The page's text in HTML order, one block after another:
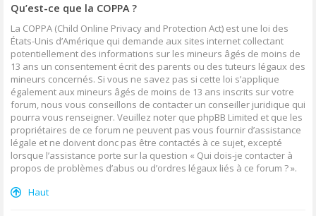
Qu’est-ce que la COPPA ?
La COPPA (Child Online Privacy and Protection Act) est une loi des
États-Unis d’Amérique qui demande aux sites internet collectant
potentiellement des informations sur les mineurs âgés de moins de
13 ans un consentement écrit des parents ou des tuteurs légaux des
mineurs concernés. Si vous ne savez pas si cette loi s’applique
également aux mineurs âgés de moins de 13 ans inscrits sur votre
forum, nous vous conseillons de contacter un conseiller juridique qui
pourra vous renseigner. Veuillez noter que phpBB Limited et que les
propriétaires de ce forum ne peuvent pas vous fournir d’assistance
légale et ne doivent donc pas être contactés à ce sujet, excepté
lorsque l’assistance porte sur la question « Qui dois-je contacter à
propos de problèmes d’abus ou d’ordres légaux liés à ce forum ? ».
Haut